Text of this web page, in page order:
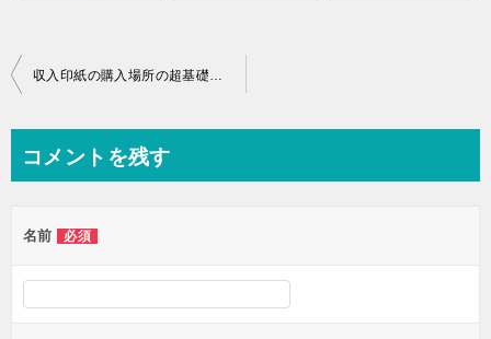
投
ビ
ー
シ
収入印紙の購入場所の超基礎知識！コンビニでも確実に買えるの？
コメントを残す
名前 必須